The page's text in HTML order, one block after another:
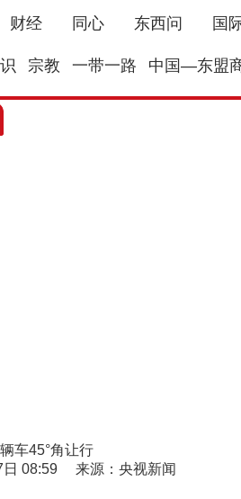
财经 同心 东西问 国
宗教 一带一路 中国—东盟
车45°角让行
日 08:59 来源：央视新闻